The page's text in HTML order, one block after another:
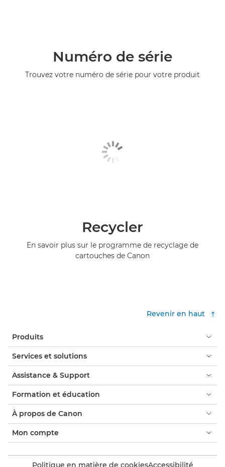
Numéro de série
Trouvez votre numéro de série pour votre produit
Recycler
En savoir plus sur le programme de recyclage de
cartouches de Canon
Revenir en haut
Produits
Services et solutions
Assistance & Support
Formation et éducation
À propos de Canon
Mon compte
Politique en matière de cookiesAccessibilité